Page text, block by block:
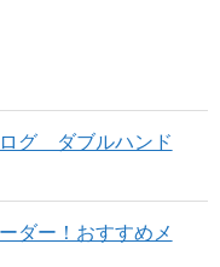
グ ダブルハンド
ダー！おすすめメ